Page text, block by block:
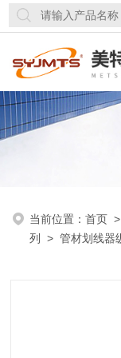
当前位置：首页 >
列
>管材划线器